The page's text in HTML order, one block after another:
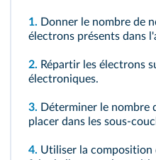
1. Donner le nombre de
électrons présents dans
2. Répartir les électrons
électroniques.
3. Déterminer le nombre
placer dans les sous-
4. Utiliser la composition